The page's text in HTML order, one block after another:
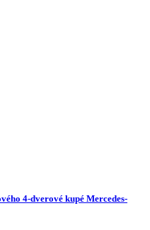
4-dverové kupé Mercedes-